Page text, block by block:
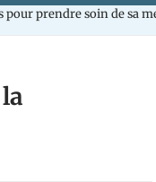
pour prendre soin de sa